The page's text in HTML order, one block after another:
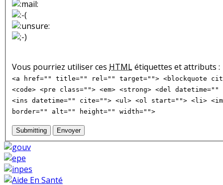
Vous pourriez utiliser ces HTMLétiquettes et attributs :
<a href="" title="" rel="" target=""> <blockquote
<code> <pre class=""> <em> <strong> <del
<ins datetime="" cite=""> <ul> <ol start=""> <li>
border="" alt="" height="" width="">
Submitting Envoyer